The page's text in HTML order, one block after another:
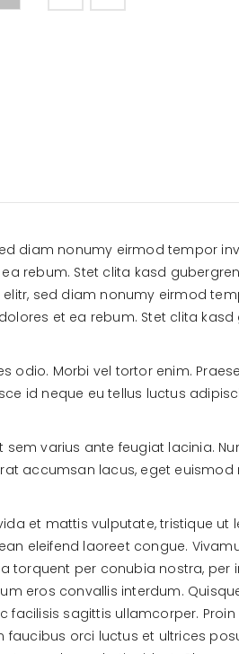
diam nonumy eirmod tempor
rebum. Stet clita kasd
sed diam nonumy eirmod
et ea rebum. Stet clita
odio. Morbi vel tortor enim.
id neque eu tellus luctus
varius ante feugiat lacinia.
accumsan lacus, eget
et mattis vulputate, tristique
eleifend laoreet congue.
per conubia nostra, per
eros convallis interdum.
facilisis sagittis ullamcorper.
orci luctus et ultrices